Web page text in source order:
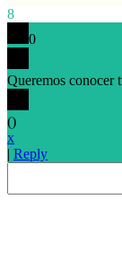
8
0
Queremos conocer
()
x
| Reply